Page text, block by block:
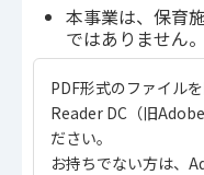
本事業は、保育
ではありません。
PDF形式のファイル
Reader DC（旧
ださい。
お持ちでない方は、